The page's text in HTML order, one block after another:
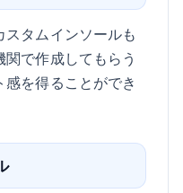
タムインソールも
で作成してもらう
を得ることができ